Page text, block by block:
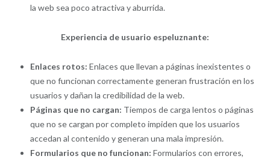
la web sea poco atractiva y aburrida.
Experiencia de usuario espeluznante:
Enlaces rotos: Enlaces que llevan a páginas inexistentes o
que no funcionan correctamente generan frustración en los
usuarios y dañan la credibilidad de la web.
Páginas que no cargan: Tiempos de carga lentos o páginas
que no se cargan por completo impiden que los usuarios
accedan al contenido y generan una mala impresión.
Formularios que no funcionan: Formularios con errores,